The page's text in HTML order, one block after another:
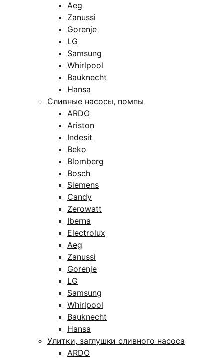
Aeg
Zanussi
Gorenje
LG
Samsung
Whirlpool
Bauknecht
Hansa
Сливные насосы, помпы
ARDO
Ariston
Indesit
Beko
Blomberg
Bosch
Siemens
Candy
Zerowatt
Iberna
Electrolux
Aeg
Zanussi
Gorenje
LG
Samsung
Whirlpool
Bauknecht
Hansa
Улитки, заглушки сливного насоса
ARDO